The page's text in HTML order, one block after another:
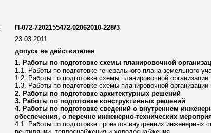
П-072-7202155472-02062010-228/3
23.03.2011
допуск не действителен
1. Работы по подготовке схемы планировочной
1.1. Работы по подготовке генерального плана земельного
1.2. Работы по подготовке схемы планировочной организации
1.3. Работы по подготовке схемы планировочной
2. Работы по подготовке архитектурных решений
3. Работы по подготовке конструктивных решений
4. Работы по подготовке сведений о внутреннем
обеспечения, о перечне инженерно-технических
4.1. Работы по подготовке проектов внутренних инженерных